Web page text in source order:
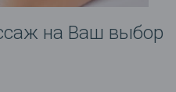
на Ваш выбор